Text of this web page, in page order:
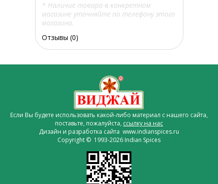
* Наличие товара в конкретном
магазине уточняйте по телефону этого
магазина.
Отзывы (0)
Если Вы будете использовать какой-либо материал с нашего сайта,
поставьте, пожалуйста, ссылку на нас
Дизайн и разработка сайта www.indianspices.ru
Copyright © 1993-2026 Indian Spices